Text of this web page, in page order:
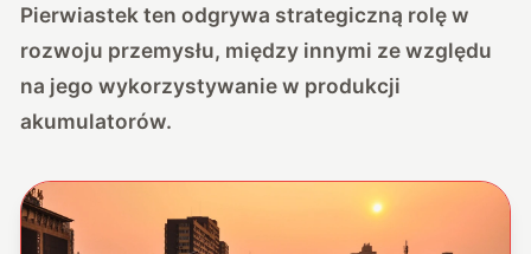
Pierwiastek ten odgrywa strategiczną rolę w
rozwoju przemysłu, między innymi ze względu
na jego wykorzystywanie w produkcji
akumulatorów.